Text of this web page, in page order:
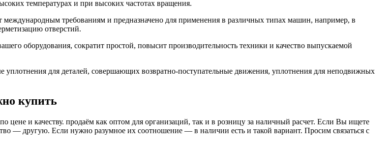
температурах и при высоких частотах вращения.
международным требованиям и предназначено для применения в различных типах машин, например, в
отверстий.
оборудования, сократит простой, повысит производительность техники и качество выпускаемой
для деталей, совершающих возвратно-поступательные движения, уплотнения для неподвижных
купить
цене и качеству. продаём как оптом для организаций, так и в розницу за наличный расчет. Если Вы ищете
— другую. Если нужно разумное их соотношение — в наличии есть и такой вариант. Просим связаться с